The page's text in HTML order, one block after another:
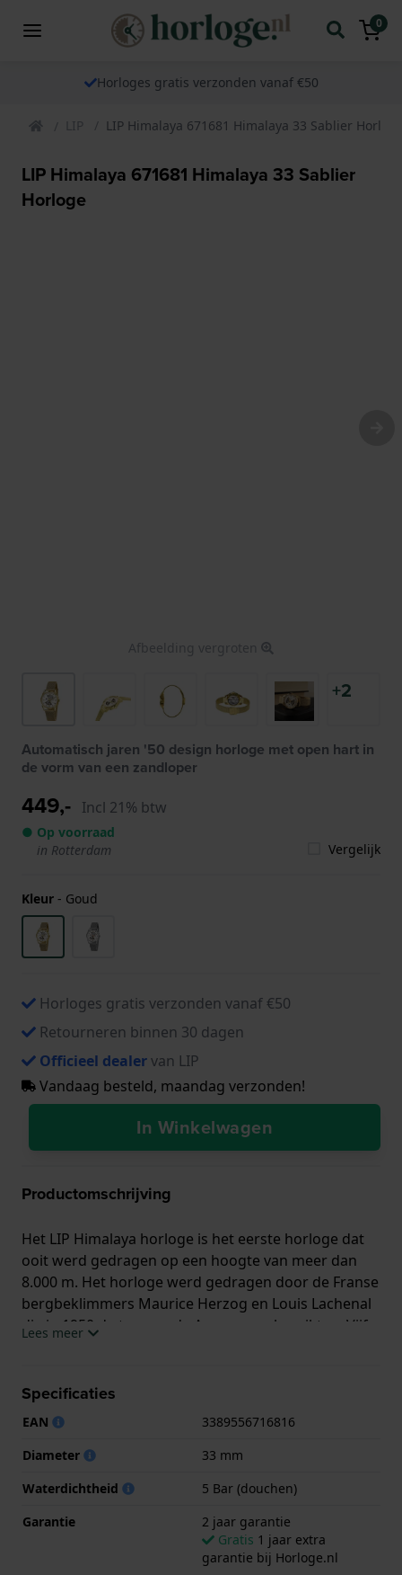
0
Horloges gratis verzonden vanaf €50
LIP LIP Himalaya 671681 Himalaya 33 Sablier
LIP Himalaya 671681 Himalaya 33 Sablier
Horloge
Afbeelding vergroten
+2
Automatisch jaren '50 design horloge met open hart in
de vorm van een zandloper
449,- Incl 21% btw
● Op voorraad
in Rotterdam
Vergelijk
Kleur - Goud
Horloges gratis verzonden vanaf €50
Retourneren binnen 30 dagen
Officieel dealervan LIP
Vandaag besteld, maandag verzonden!
In Winkelwagen
Productomschrijving
Het LIP Himalaya horloge is het eerste horloge dat
ooit werd gedragen op een hoogte van meer dan
8.000 m. Het horloge werd gedragen door de Franse
bergbeklimmers Maurice Herzog en Louis Lachenal
die in 1950 de top van de Annapurna bereikten. Vijf
beklimming van de 5e hoogste top ter wereld op
een hoogte van 8.485 m. De huidige Himalaya
horloges zijn gebaseerd op het ontwerp uit 1950 en
zijn verkrijgbaar met verschillende complicaties en
met open hart wijzerplaat en in een quartz variant.
Bij Himalaya horloges met een dag-datum
aanduiding is de dag altijd in de franse taal.
Lees meer
Specificaties
EAN
3389556716816
Diameter
33 mm
Waterdichtheid
5 Bar (douchen)
Garantie
2 jaar garantie
Gratis 1 jaar extra
garantie bij Horloge.nl